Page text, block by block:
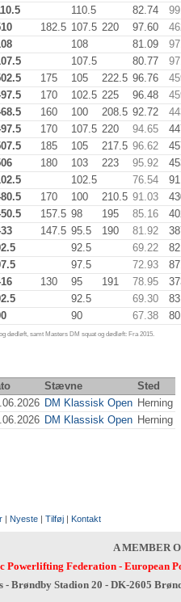
110.5 82.74
182.5 107.5 220 97.60
108 81.09
107.5 80.77
175 105 222.5 96.76
170 102.5 225 96.48
160 100 208.5 92.72
170 107.5 220 94.65
185 105 217.5 96.62
180 103 223 95.92
102.5 76.54
170 100 210.5 91.03
157.5 98 195 85.16
147.5 95.5 190 81.92
92.5 69.22
97.5 72.93
130 95 191 78.95
92.5 69.30
90 67.38
dødløft, samt Masters DM squat og dødløft: Fra 2015.
Stævne
Sted
DM Klassisk Open Herning
DM Klassisk Open Herning
| Nyeste | Tilføj | Kontakt
A MEMBER
Powerlifting Federation- European
- Brøndby Stadion 20 - DK-2605